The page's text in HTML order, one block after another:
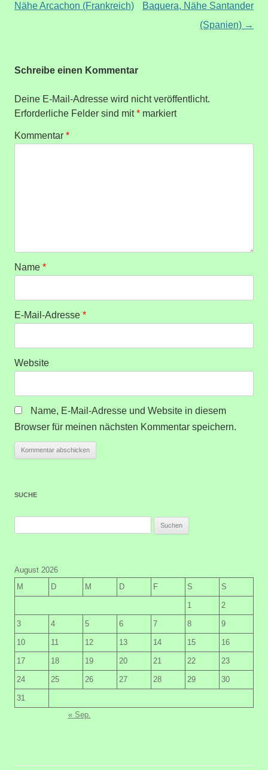
Nähe Arcachon (Frankreich)
Baquera, Nähe Santander
(Spanien) →
Schreibe einen Kommentar
Deine E-Mail-Adresse wird nicht veröffentlicht.
Erforderliche Felder sind mit* markiert
Kommentar *
Name *
E-Mail-Adresse *
Website
Name, E-Mail-Adresse und Website in diesem
Browser für meinen nächsten Kommentar speichern.
SUCHE
August 2026
M
D M D F S S
1 2
3 4 5 6 7 8 9
10 11 12 13 14 15 16
17 18 19 20 21 22 23
24 25 26 27 28 29 30
31
« Sep.